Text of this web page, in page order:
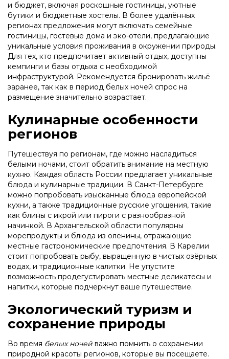
и бюджет, включая роскошные гостиницы, уютные
бутики и бюджетные хостелы. В более удалённых
регионах предложения могут включать семейные
гостиницы, гостевые дома и эко-отели, предлагающие
уникальные условия проживания в окружении природы.
Для тех, кто предпочитает активный отдых, доступны
кемпинги и базы отдыха с необходимой
инфраструктурой. Рекомендуется бронировать жильё
заранее, так как в период белых ночей спрос на
размещение значительно возрастает.
Кулинарные особенности
регионов
Путешествуя по регионам, где можно насладиться
белыми ночами, стоит обратить внимание на местную
кухню. Каждая область России предлагает уникальные
блюда и кулинарные традиции. В Санкт-Петербурге
можно попробовать изысканные блюда европейской
кухни, а также традиционные русские угощения, такие
как блины с икрой или пироги с разнообразной
начинкой. В Архангельской области популярны
морепродукты и блюда из оленины, отражающие
местные гастрономические предпочтения. В Карелии
стоит попробовать рыбу, выращенную в чистых озёрных
водах, и традиционные калитки. Не упустите
возможность продегустировать местные деликатесы и
напитки, которые подчеркнут ваше путешествие.
Экологический туризм и
сохранение природы
Во время белых ночей важно помнить о сохранении
природной красоты регионов, которые вы посещаете.